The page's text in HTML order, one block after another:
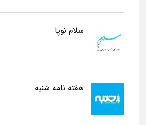
سلام نوپا
هفته نامه شنبه